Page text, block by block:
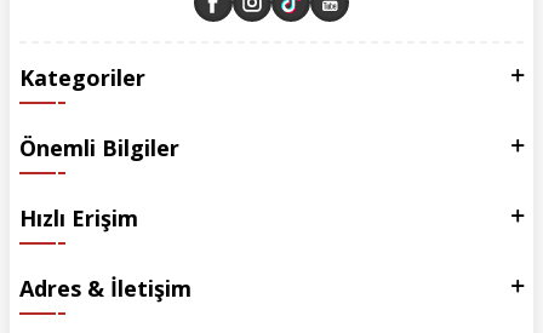
Kategoriler
Önemli Bilgiler
Hızlı Erişim
Adres & İletişim